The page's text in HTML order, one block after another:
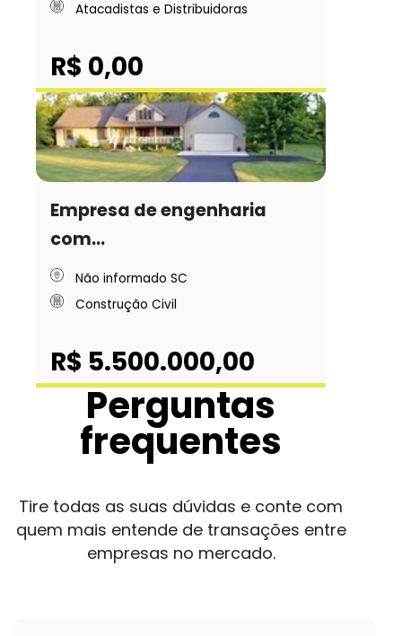
Atacadistas e Distribuidoras
R$ 0,00
Empresa de engenharia
com...
Não informado SC
Construção Civil
R$ 5.500.000,00
Perguntas
frequentes
Tire todas as suas dúvidas e conte com
quem mais entende de transações entre
empresas no mercado.